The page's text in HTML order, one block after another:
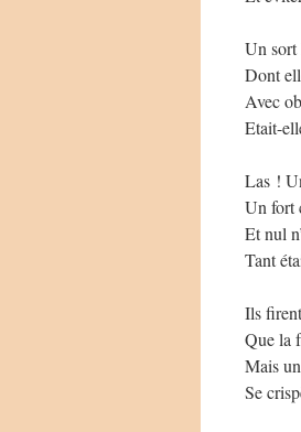
Un sort
Dont
Avec
Etait-
Las !
Un fort
Et nul
Tant
Ils
Que la
Mais
Se